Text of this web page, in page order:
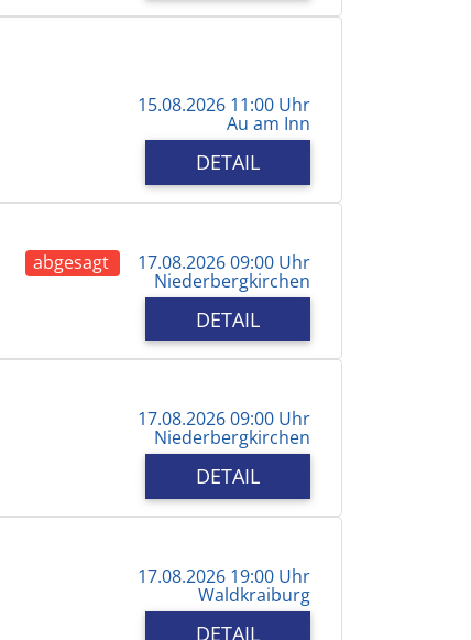
15.08.2026 11:00 Uhr
Au am Inn
DETAIL
abgesagt 17.08.2026 09:00 Uhr
Niederbergkirchen
DETAIL
17.08.2026 09:00 Uhr
Niederbergkirchen
DETAIL
17.08.2026 19:00 Uhr
Waldkraiburg
DETAIL